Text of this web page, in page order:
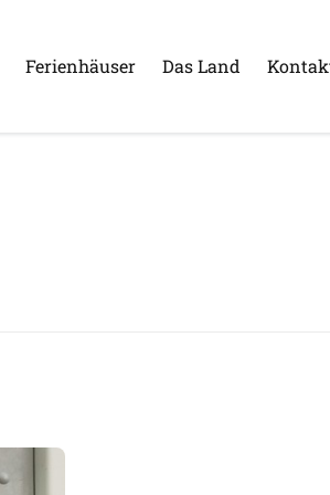
Ferienhäuser Das Land